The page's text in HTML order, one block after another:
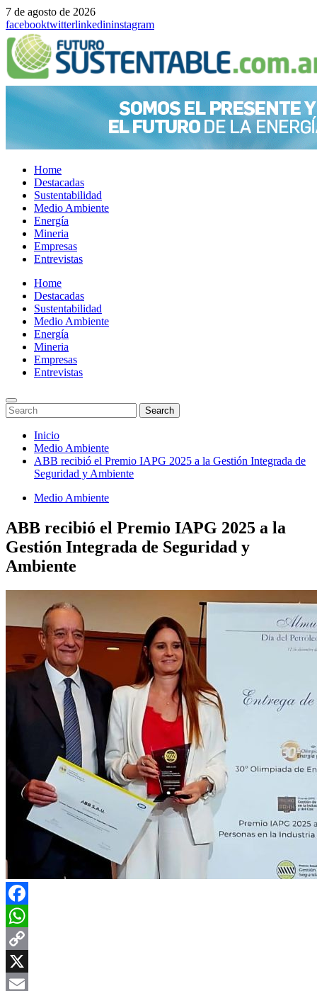
7 de agosto de 2026
facebooktwitterlinkedininstagram
Home
Destacadas
Sustentabilidad
Medio Ambiente
Energía
Mineria
Empresas
Entrevistas
Menu
Home
Destacadas
Sustentabilidad
Medio Ambiente
Energía
Mineria
Empresas
Entrevistas
Enter
Keyword
Search
for:
Search
Search
Saltar
contenido
Inicio
Medio Ambiente
ABB recibió el Premio IAPG 2025 a la Gestión Integrada de
Seguridad y Ambiente
Medio Ambiente
ABB recibió el Premio IAPG 2025 a la
Gestión Integrada de Seguridad y
Ambiente
Facebook
WhatsApp
Copy
Link
X